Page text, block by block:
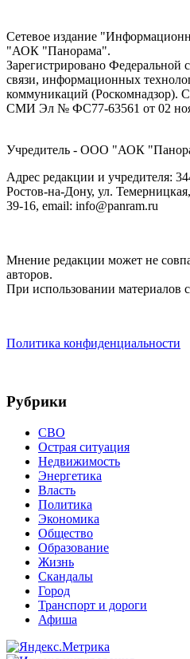
Сетевое издание
"АОК "Панорама".
Зарегистрировано Федеральной
связи, информационных
коммуникаций (Роскомнадзор).
СМИ Эл № ФС77-63561 от 02
Учредитель - ООО "АОК
Адрес редакции и учредителя:
Ростов-на-Дону, ул.
39-16, email: info@panram.ru
Мнение редакции может не
авторов.
При использовании материалов
Политика конфиденциальности
Рубрики
СВО
Острая ситуация
Недвижимость
Энергетика
Власть
Политика
Экономика
Общество
Образование
Жизнь
Скандалы
Город
Транспорт и дороги
Афиша